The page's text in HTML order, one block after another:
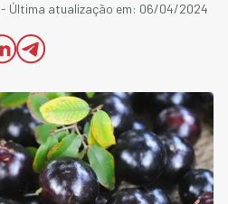
- Última atualização em: 06/04/2024